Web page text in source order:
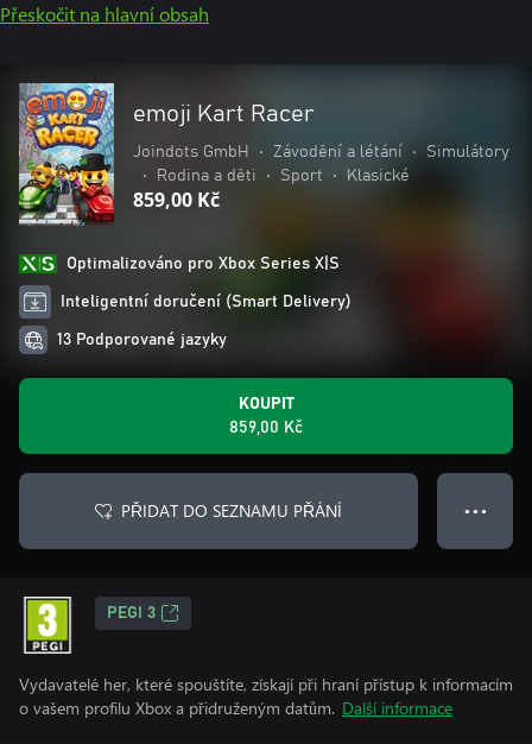
Přeskočit na hlavní obsah
emoji Kart Racer
Joindots GmbH • Závodění a létání •
Simulátory
•
Rodina a děti • Sport • Klasické
859,00 Kč
Optimalizováno pro Xbox Series X|S
Inteligentní doručení (Smart Delivery)
13 Podporované jazyky
KOUPIT
859,00 Kč
PŘIDAT DO SEZNAMU PŘÁNÍ ● ● ●
PEGI 3
Vydavatelé her, které spouštíte, získají při hraní přístup k informacím
o vašem profilu Xbox a přidruženým datům. Další informace